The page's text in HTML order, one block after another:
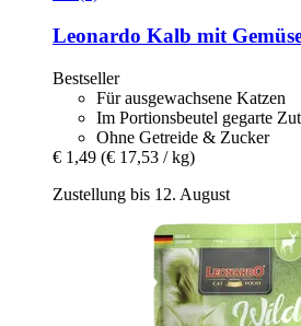
Leonardo Kalb mit
Bestseller
Für ausgewachsene Katzen
Im Portionsbeutel gegarte
Ohne Getreide & Zucker
€ 1,49 (€ 17,53 / kg)
Zustellung bis 12. August